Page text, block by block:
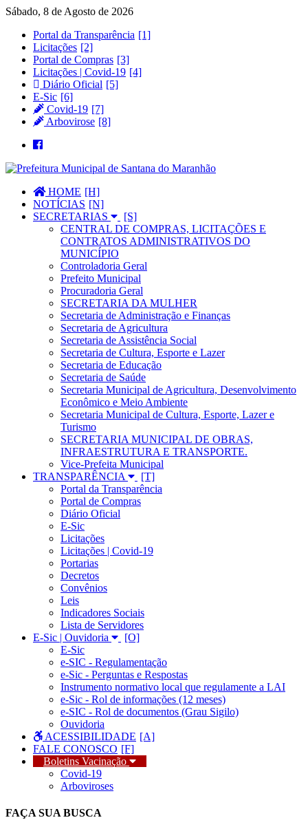
Sábado, 8 de Agosto de 2026
Portal da Transparência
Licitações
Portal de Compras
Licitações | Covid-19
Diário Oficial
E-Sic
Covid-19
Arbovirose
HOME
NOTÍCIAS
SECRETARIAS
CENTRAL DE COMPRAS, LICITAÇÕES E
CONTRATOS ADMINISTRATIVOS DO
MUNICÍPIO
Controladoria Geral
Prefeito Municipal
Procuradoria Geral
SECRETARIA DA MULHER
Secretaria de Administração e Finanças
Secretaria de Agricultura
Secretaria de Assistência Social
Secretaria de Cultura, Esporte e Lazer
Secretaria de Educação
Secretaria de Saúde
Secretaria Municipal de Agricultura, Desenvolvimento
Econômico e Meio Ambiente
Secretaria Municipal de Cultura, Esporte, Lazer e
Turismo
SECRETARIA MUNICIPAL DE OBRAS,
INFRAESTRUTURA E TRANSPORTE.
Vice-Prefeita Municipal
TRANSPARÊNCIA
Portal da Transparência
Portal de Compras
Diário Oficial
E-Sic
Licitações
Licitações | Covid-19
Portarias
Decretos
Convênios
Leis
Indicadores Sociais
Lista de Servidores
E-Sic | Ouvidoria
E-Sic
e-SIC - Regulamentação
e-Sic - Perguntas e Respostas
Instrumento normativo local que regulamente a LAI
e-Sic - Rol de informações (12 meses)
e-SIC - Rol de documentos (Grau Sigilo)
Ouvidoria
ACESSIBILIDADE
FALE CONOSCO
Boletins Vacinação
Covid-19
Arboviroses
FAÇA SUA BUSCA